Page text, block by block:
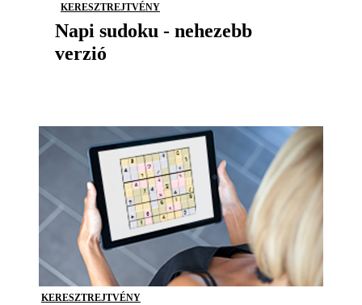
KERESZTREJTVÉNY
Napi sudoku - nehezebb
verzió
KERESZTREJTVÉNY